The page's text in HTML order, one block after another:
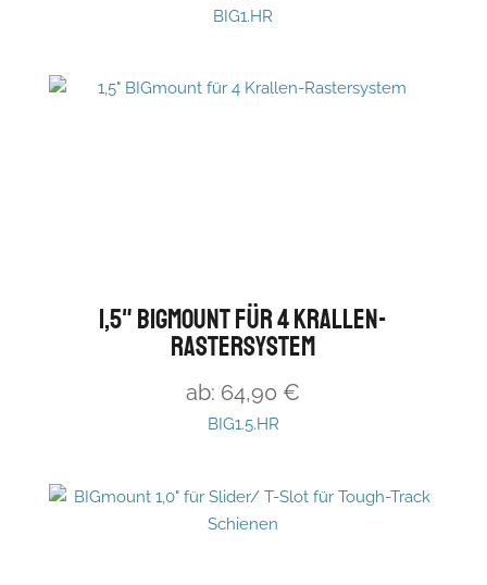
BIG1.HR
1,5" BIGmount für 4 Krallen-
Rastersystem
ab: 64,90 €
BIG1.5.HR